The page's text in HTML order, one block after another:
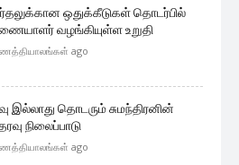
ஒதுக்கீடுகள் தொடர்பில்
வழங்கியுள்ள உறுதி
ago
இல்லாது தொடரும் சுமந்திரனின்
நிலைப்பாடு
ago